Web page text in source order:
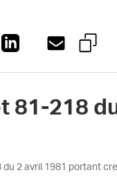
81-218
du 2 avril 1981 portant